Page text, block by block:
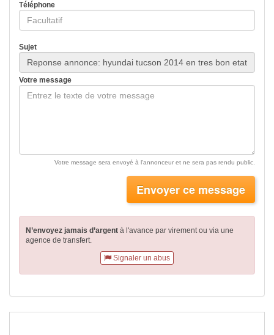
Téléphone
Sujet
Votre message
Votre message sera envoyé à l'annonceur et ne sera pas rendu public.
Envoyer ce message
N’envoyez jamais d’argent à l'avance par virementou via une
agence de transfert.
Signaler un abus